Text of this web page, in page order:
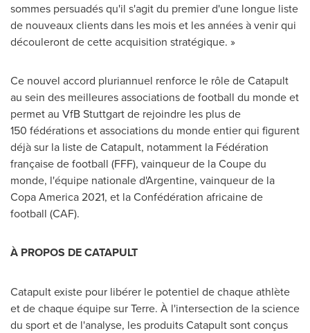
sommes persuadés qu'il s'agit du premier d'une longue liste
de nouveaux clients dans les mois et les années à venir qui
découleront de cette acquisition stratégique. »
Ce nouvel accord pluriannuel renforce le rôle de Catapult
au sein des meilleures associations de football du monde et
permet au VfB Stuttgart de rejoindre les plus de
150 fédérations et associations du monde entier qui figurent
déjà sur la liste de Catapult, notamment la Fédération
française de football (FFF), vainqueur de la Coupe du
monde, l'équipe nationale d'Argentine, vainqueur de la
Copa America2021, et la Confédération africaine de
football (CAF).
À PROPOS DE CATAPULT
Catapult existe pour libérer le potentiel de chaque athlète
et de chaque équipe sur Terre. À l'intersection de la science
du sport et de l'analyse, les produits Catapult sont conçus